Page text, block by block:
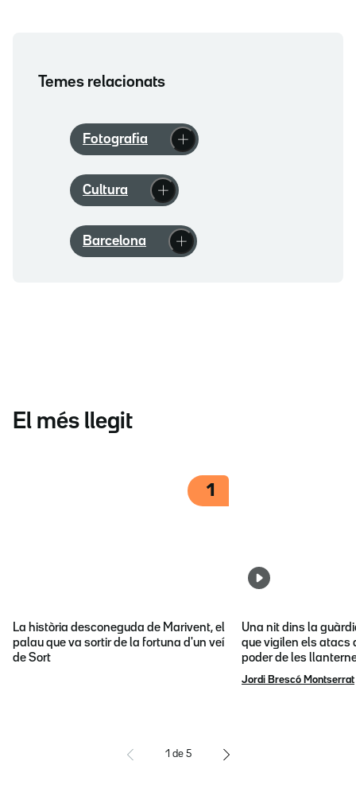
Temes relacionats
Fotografia
Cultura
Barcelona
El més llegit
1
La història desconeguda de Marivent, el
palau que va sortir de la fortuna d'un veí
de Sort
Una nit dins la
que vigilen els atacs
poder de les
Jordi Brescó Montserrat
1 de 5